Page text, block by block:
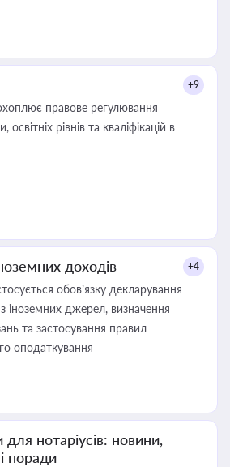
+9
правове регулювання
рівнів та кваліфікацій в
доходів +4
обов’язку декларування
іноземних джерел, визначення
та застосування правил
оподаткування
нотаріусів: новини,
поради